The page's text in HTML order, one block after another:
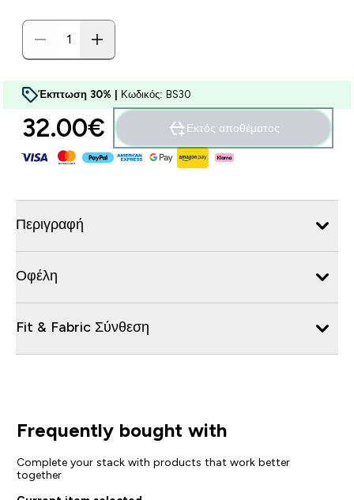
Έκπτωση 30% | Κωδικός: BS30
32.00€‎ Εκτός αποθέματος
Περιγραφή
Οφέλη
Fit & Fabric Σύνθεση
Frequently bought with
Complete your stack with products that work better
together